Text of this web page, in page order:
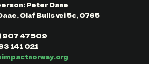
Peter Daae
Olaf Bulls vei 5c, 0765
907 47 509
141 021